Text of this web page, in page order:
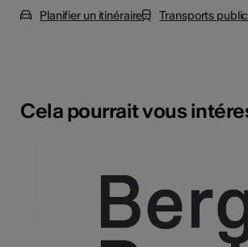
Planifier un itinéraire
Transports
Cela pourrait vous